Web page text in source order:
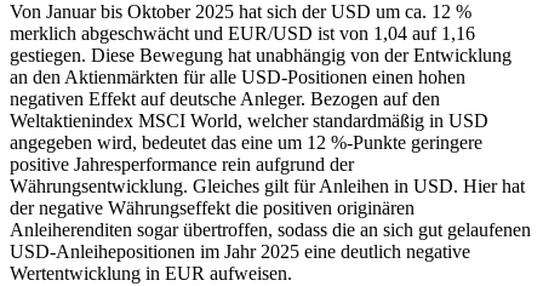
Von Januar bis Oktober 2025 hat sich der USD um ca. 12 %
merklich abgeschwächt und EUR/USD ist von 1,04 auf 1,16
gestiegen. Diese Bewegung hat unabhängig von der Entwicklung
an den Aktienmärkten für alle USD-Positionen einen hohen
negativen Effekt auf deutsche Anleger. Bezogen auf den
Weltaktienindex MSCI World, welcher standardmäßig in USD
angegeben wird, bedeutet das eine um 12 %-Punkte geringere
positive Jahresperformance rein aufgrund der
Währungsentwicklung. Gleiches gilt für Anleihen in USD. Hier hat
der negative Währungseffekt die positiven originären
Anleiherenditen sogar übertroffen, sodass die an sich gut gelaufenen
USD-Anleihepositionen im Jahr 2025 eine deutlich negative
Wertentwicklung in EUR aufweisen.